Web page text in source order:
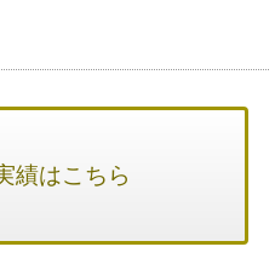
績はこちら